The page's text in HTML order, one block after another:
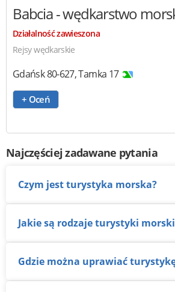
Babcia- wędkarstwo
Działalność zawieszona
Rejsy wędkarskie
Gdańsk80-627,Tamka 17
+ Oceń
Najczęściej zadawane pytania
Czym jest turystyka morska?
Jakie są rodzaje turystyki
Gdzie można uprawiać